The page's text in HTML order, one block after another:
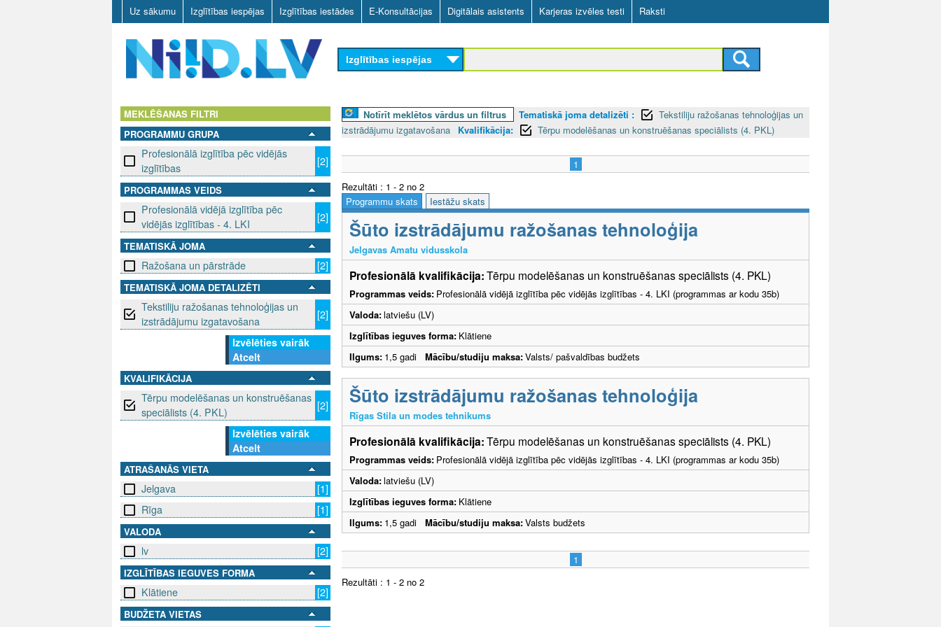
Skip
to
main
content
Uz sākumu Izglītības iespējas Izglītības iestādes E-Konsultācijas Digitālais asistents Karjeras izvēles testi Raksti
D
L
V
Izglītības iespējas
MEKLĒŠANAS FILTRI
PROGRAMMU GRUPA
Profesionālā izglītība pēc vidējās
izglītības
[2]
PROGRAMMAS VEIDS
Profesionālā vidējā izglītība pēc
vidējās izglītības - 4. LKI
[2]
TEMATISKĀ JOMA
Ražošana un pārstrāde [2]
TEMATISKĀ JOMA DETALIZĒTI
Tekstiliju ražošanas tehnoloģijas un
izstrādājumu izgatavošana
[2]
Izvēlēties vairāk
Atcelt
KVALIFIKĀCIJA
Tērpu modelēšanas un konstruēšanas
speciālists (4. PKL)
[2]
Izvēlēties vairāk
Atcelt
ATRAŠANĀS VIETA
Jelgava
[1]
Rīga
[1]
VALODA
lv [2]
IZGLĪTĪBAS IEGUVES FORMA
Klātiene [2]
BUDŽETA VIETAS
Notīrīt meklētos vārdus un filtrus Tematiskā joma detalizēti :
Tekstiliju ražošanas tehnoloģijas un
izstrādājumu izgatavošana
Kvalifikācija: Tērpu modelēšanas un konstruēšanas speciālists (4. PKL)
1
Rezultāti : 1 - 2 no 2
Programmu skats
Iestāžu skats
Šūto izstrādājumu ražošanas tehnoloģija
Jelgavas Amatu vidusskola
Profesionālā kvalifikācija:Tērpu modelēšanas un konstruēšanas speciālists (4. PKL)
Programmas veids: Profesionālā vidējā izglītība pēc vidējās izglītības - 4. LKI (programmas ar kodu 35b)
Valoda:latviešu (LV)
Izglītības ieguves forma: Klātiene
Ilgums: 1,5 gadi Mācību/studiju maksa:Valsts/ pašvaldības budžets
Šūto izstrādājumu ražošanas tehnoloģija
Rīgas Stila un modes tehnikums
Profesionālā kvalifikācija:Tērpu modelēšanas un konstruēšanas speciālists (4. PKL)
Programmas veids: Profesionālā vidējā izglītība pēc vidējās izglītības - 4. LKI (programmas ar kodu 35b)
Valoda:latviešu (LV)
Izglītības ieguves forma: Klātiene
Ilgums: 1,5 gadi Mācību/studiju maksa:Valsts budžets
1
Rezultāti : 1 - 2 no 2